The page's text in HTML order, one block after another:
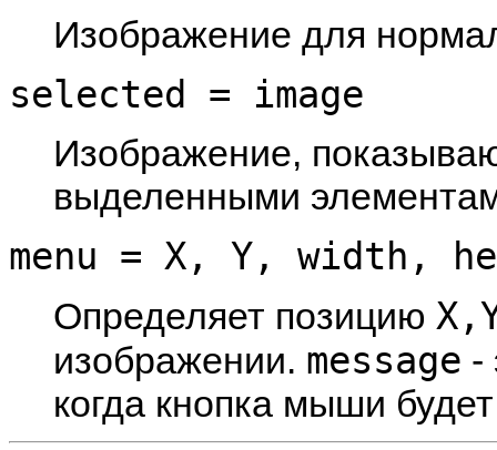
Изображение для
selected = image
Изображение,
выделенными
menu = X, Y, width,
Определяет позицию
изображении. message -
когда кнопка мыши